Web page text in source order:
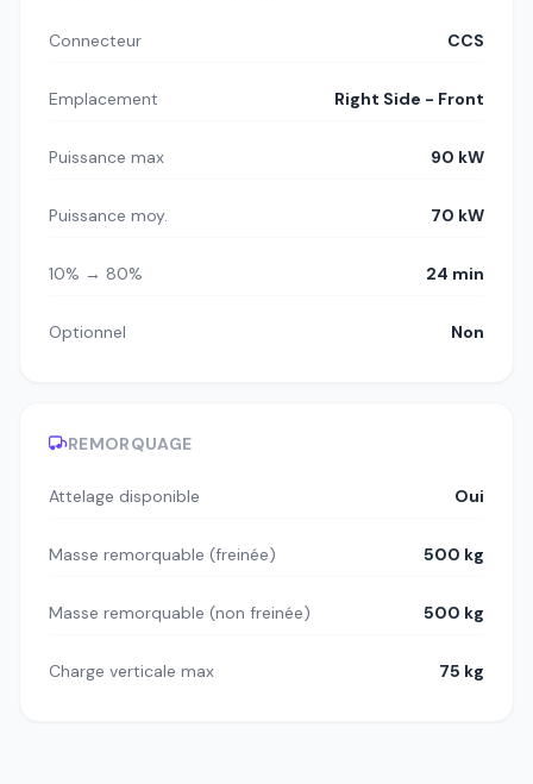
Connecteur CCS
Emplacement Right Side - Front
Puissance max 90 kW
Puissance moy. 70 kW
10% → 80% 24 min
Optionnel Non
REMORQUAGE
Attelage disponible Oui
Masse remorquable (freinée) 500 kg
Masse remorquable (non freinée) 500 kg
Charge verticale max 75 kg